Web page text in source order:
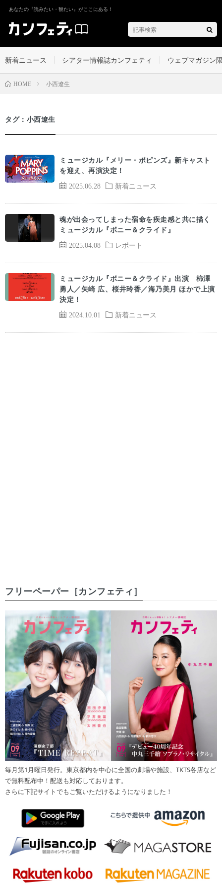
あなたの『読みたい・観たい』がここにある！
新着ニュース シアター情報誌カンフェティ ウェブマガジン
HOME 小西遼生
タグ：小西遼生
2025.06.28 新着ニュース
ミュージカル『メリー・ポピンズ』新キャスト
を迎え、再演決定！
2025.04.08 レポート
魂が出会ってしまった宿命を疾走感と共に描く
ミュージカル『ボニー＆クライド』
2024.10.01 新着ニュース
ミュージカル『ボニー＆クライド』出演 柿澤
勇人／矢崎 広、桜井玲香／海乃美月 ほかで上演
決定！
フリーペーパー［カンフェティ］
毎月第1月曜日発行。東京都内を中心に全国の劇場や施設、TKTS各店など
で無料配布中！配送も対応しております。
さらに下記サイトでもご覧いただけるようになりました！